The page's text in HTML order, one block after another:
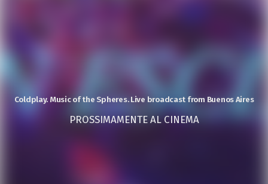
Coldplay. Music of the Spheres. Live broadcast from Buenos Aires
PROSSIMAMENTE AL CINEMA